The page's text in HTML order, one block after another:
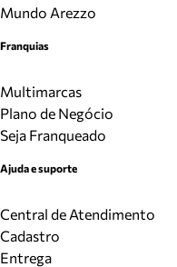
Mundo Arezzo
Franquias
Multimarcas
Plano de Negócio
Seja Franqueado
Ajuda e suporte
Central de Atendimento
Cadastro
Entrega